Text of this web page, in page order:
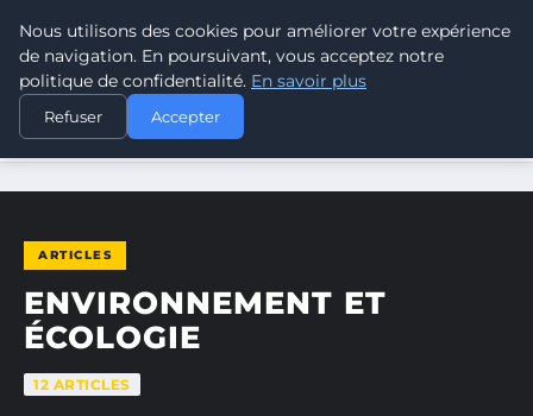
CLIMATE GUARDIAN
ACCUEIL ENVIRONNEMENT ET ÉCOLOGIE
ARTICLES
ENVIRONNEMENT ET
ÉCOLOGIE
12 ARTICLES
Nous utilisons des cookies pour améliorer votre expérience
de navigation. En poursuivant, vous acceptez notre
politique de confidentialité. En savoir plus
Refuser Accepter